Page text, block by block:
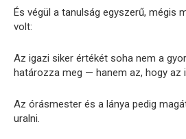
És végül a tanulság egyszerű, mégis
volt:
Az igazi siker értékét soha nem a
határozza meg — hanem az, hogy az
Az órásmester és a lánya pedig
uralni.